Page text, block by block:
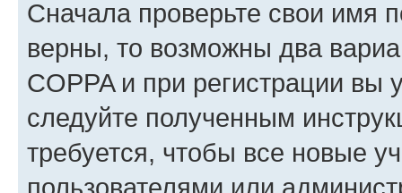
Сначала проверьте свои имя
верны, то возможны два
COPPA и при регистрации вы
следуйте полученным
требуется, чтобы все новые
пользователями или